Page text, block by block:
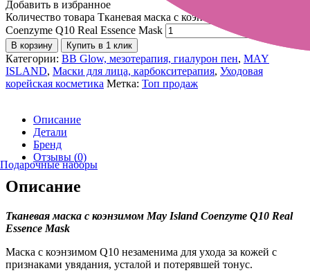
Подарочные наборы
Добавить в избранное
Количество товара Тканевая маска с коэнзимом May Island
Coenzyme Q10 Real Essence Mask
В корзину Купить в 1 клик
Категории: BB Glow, мезотерапия, гиалурон пен, MAY
ISLAND, Маски для лица, карбокситерапия, Уходовая
корейская косметика Метка: Топ продаж
Описание
Детали
Бренд
Отзывы (0)
Описание
Тканевая маска с коэнзимом May Island Coenzyme Q10 Real
Essence Mask
Маска с коэнзимом Q10 незаменима для ухода за кожей с
признаками увядания, усталой и потерявшей тонус.